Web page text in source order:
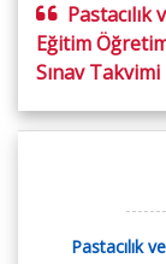
Eğitim
Sınav Takvimi
Pastacılık